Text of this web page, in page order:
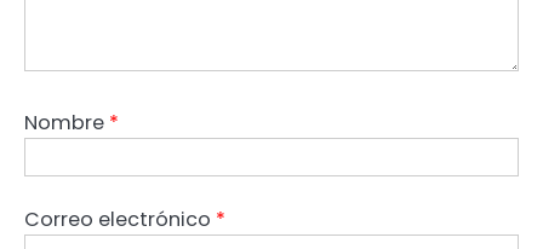
Nombre *
Correo electrónico *